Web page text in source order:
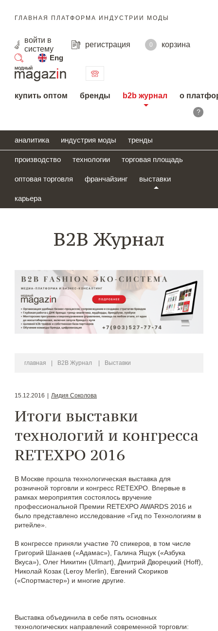
ГЛАВНАЯ ПЛАТФОРМА ИНДУСТРИИ МОДЫ
войти в
систему
регистрация 0
корзина
Eng
поиск
купить оптом бренды b2b журнал о
?
аналитика индустрия моды тренды
производство технологии торговая площадь
оптовая торговля франчайзинг выставки
карьера
B2B Журнал
главная B2B Журнал Выставки
15.12.2016 Лидия Соколова
Итоги выставки
технологий и конгресса
RETEXPO 2016
В Москве прошла технологическая выставка для
розничной торговли и конгресс RETEXPO. Впервые в
рамках мероприятия состоялось вручение
профессиональной Премии RETEXPO AWARDS 2016 и
было представлено исследование «Гид по Технологиям в
ритейле».
В конгрессе приняли участие 70 спикеров, в том числе
Григорий Шанаев («Адамас»), Галина Ящук («Азбука
Вкуса»), Олег Никитин (Ulmart), Дмитрий Дворецкий (Hoff),
Николай Козак (Leroy Merlin), Евгений Скориков
(«Спортмастер») и многие другие.
Выставка объединила в себе пять основных
технологических направлений современной торговли: